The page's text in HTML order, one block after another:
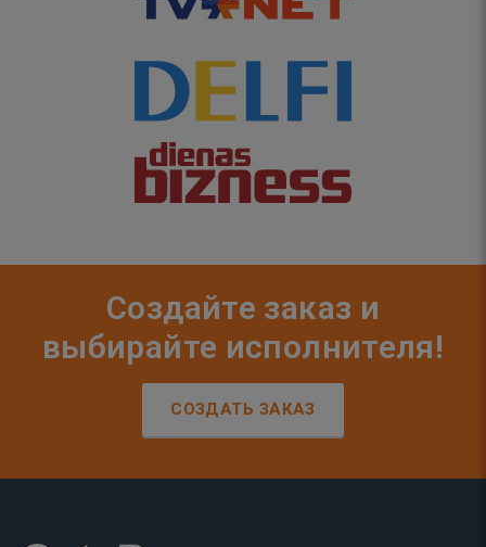
Создайте заказ и
выбирайте исполнителя!
СОЗДАТЬ ЗАКАЗ